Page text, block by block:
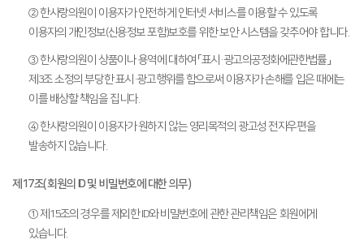
② 한사랑의원이 이용자가 안전하게 인터넷 서비스를 이용할 수 있도록
이용자의 개인정보(신용정보 포함)보호를 위한 보안 시스템을 갖추어야 합니다.
③ 한사랑의원이 상품이나 용역에 대하여 「표시·광고의공정화에관한법률」
제3조 소정의 부당한 표시·광고행위를 함으로써 이용자가 손해를 입은 때에는
이를 배상할 책임을 집니다.
④ 한사랑의원이 이용자가 원하지 않는 영리목적의 광고성 전자우편을
발송하지 않습니다.
제17조( 회원의 ID 및 비밀번호에 대한 의무)
① 제15조의 경우를 제외한 ID와 비밀번호에 관한 관리책임은 회원에게
있습니다.